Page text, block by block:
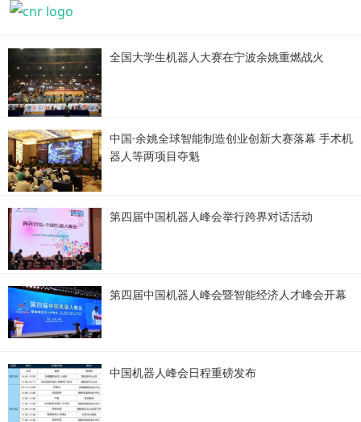
全国大学生机器人大赛在宁波余姚重燃战火
中国·余姚全球智能制造创业创新大赛落幕 手术机
器人等两项目夺魁
第四届中国机器人峰会举行跨界对话活动
第四届中国机器人峰会暨智能经济人才峰会开幕
中国机器人峰会日程重磅发布